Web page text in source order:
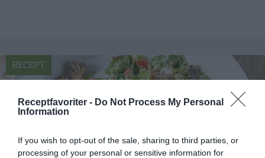
Receptfavoriter - Do Not Process My Personal
Information
If you wish to opt-out of the sale, sharing to third parties, or
processing of your personal or sensitive information for
RECEPT